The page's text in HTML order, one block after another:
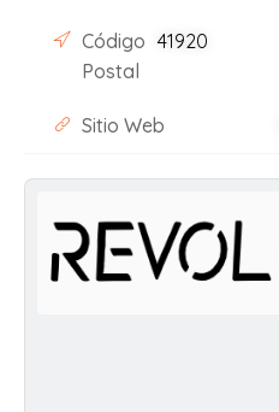
Código
Postal
41920
Sitio Web